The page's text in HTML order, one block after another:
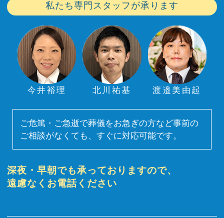
私たち専門スタッフが承ります
今井裕理 北川祐基 渡邉美由起
ご危篤・ご急逝で葬儀をお急ぎの方など事前の
ご相談がなくても、すぐに対応可能です。
深夜・早朝でも承っておりますので、
遠慮なくお電話ください